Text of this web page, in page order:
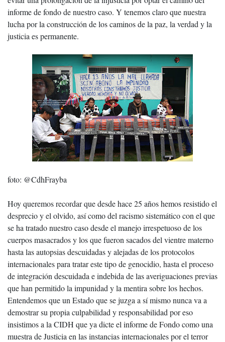
informe de fondo de nuestro caso. Y tenemos claro que nuestra
lucha por la construcción de los caminos de la paz, la verdad y la
justicia es permanente.
foto: @CdhFrayba
Hoy queremos recordar que desde hace 25 años hemos resistido el
desprecio y el olvido, así como del racismo sistemático con el que
se ha tratado nuestro caso desde el manejo irrespetuoso de los
cuerpos masacrados y los que fueron sacados del vientre materno
hasta las autopsias descuidadas y alejadas de los protocolos
internacionales para tratar este tipo de genocidio, hasta el proceso
de integración descuidada e indebida de las averiguaciones previas
que han permitido la impunidad y la mentira sobre los hechos.
Entendemos que un Estado que se juzga a sí mismo nunca va a
demostrar su propia culpabilidad y responsabilidad por eso
insistimos a la CIDH que ya dicte el informe de Fondo como una
muestra de Justicia en las instancias internacionales por el terror